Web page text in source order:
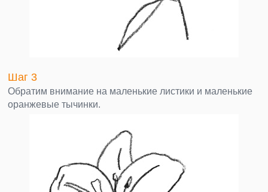
Шаг 3
Обратим внимание на маленькие листики и маленькие
оранжевые тычинки.